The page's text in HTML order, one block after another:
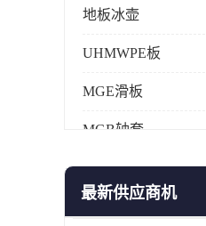
地板冰壶
UHMWPE板
MGE滑板
MGB轴套
旱地冰壶
最新供应商机